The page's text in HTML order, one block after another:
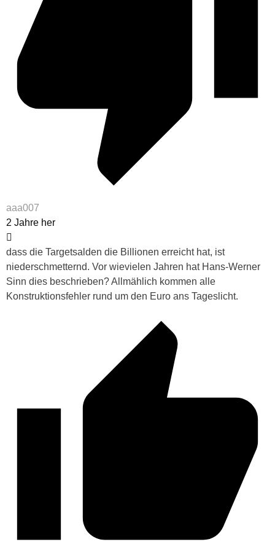
aaa007
2 Jahre her
dass die Targetsalden die Billionen erreicht hat, ist
niederschmetternd. Vor wievielen Jahren hat Hans-Werner
Sinn dies beschrieben? Allmählich kommen alle
Konstruktionsfehler rund um den Euro ans Tageslicht.